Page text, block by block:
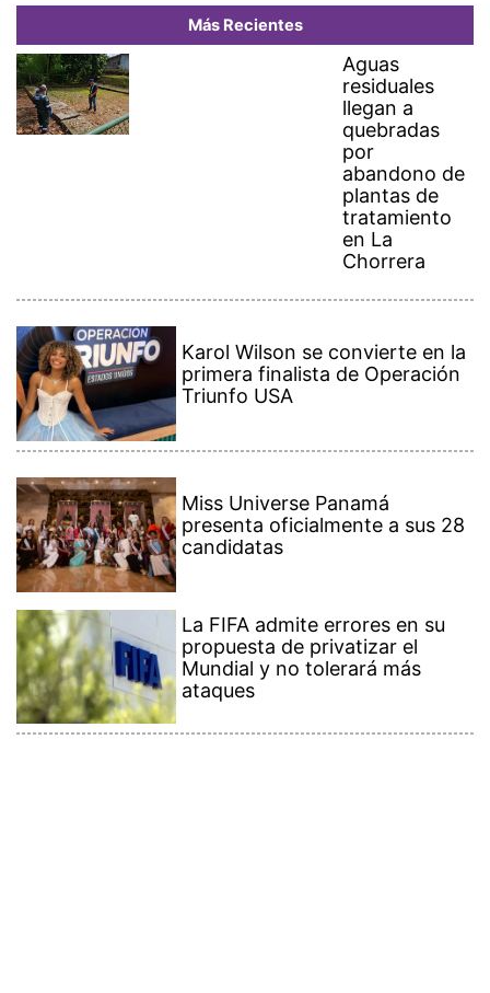
Más Recientes
Aguas
residuales
llegan a
quebradas
por
abandono de
plantas de
tratamiento
en La
Chorrera
Karol Wilson se convierte en la
primera finalista de Operación
Triunfo USA
Miss Universe Panamá
presenta oficialmente a sus 28
candidatas
La FIFA admite errores en su
propuesta de privatizar el
Mundial y no tolerará más
ataques